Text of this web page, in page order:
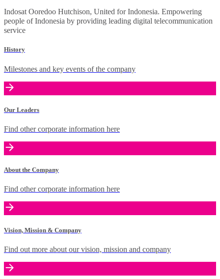
Indosat Ooredoo Hutchison, United for Indonesia. Empowering
people of Indonesia by providing leading digital telecommunication
service
History
Milestones and key events of the company
Our Leaders
Find other corporate information here
About the Company
Find other corporate information here
Vision, Mission & Company
Find out more about our vision, mission and company